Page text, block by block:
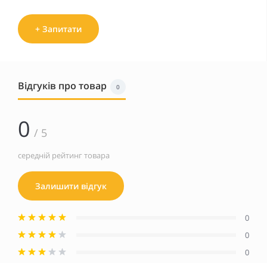
+ Запитати
Відгуків про товар 0
0 / 5
середній рейтинг товара
Залишити відгук
0
0
0